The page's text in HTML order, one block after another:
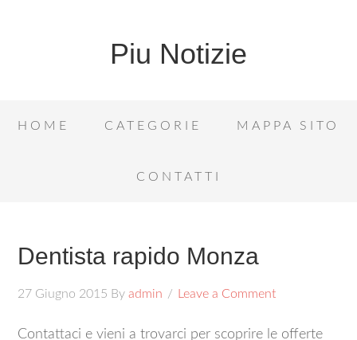
Piu Notizie
HOME CATEGORIE MAPPA SITO
CONTATTI
Dentista rapido Monza
27 Giugno 2015 Byadmin Leave a Comment
Contattaci e vieni a trovarci per scoprire le offerte